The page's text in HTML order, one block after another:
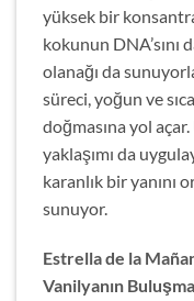
yüksek bir
kokunun
olanağı da
süreci, yoğun ve
doğmasına yol
yaklaşımı da
karanlık bir yanını
sunuyor.
Estrella de la
Vanilyanın